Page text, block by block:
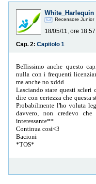
White_Harlequin
Recensore Junior
18/05/11, ore 18:57
Cap. 2: Capitolo 1
Bellissimo anche questo
nulla con i frequenti
ma anche no xddd
Lasciando stare questi scleri
dire con certezza che questa
Probabilmente l'ho voluta
davvero, non credevo che
interessante**
Continua cosi<3
Bacioni
*TOS*